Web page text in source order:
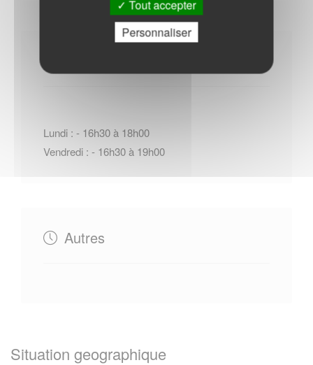
Lundi : - 16h30 à 18h00
Vendredi : - 16h30 à 19h00
Autres
Situation geographique
Tout accepter
Personnaliser